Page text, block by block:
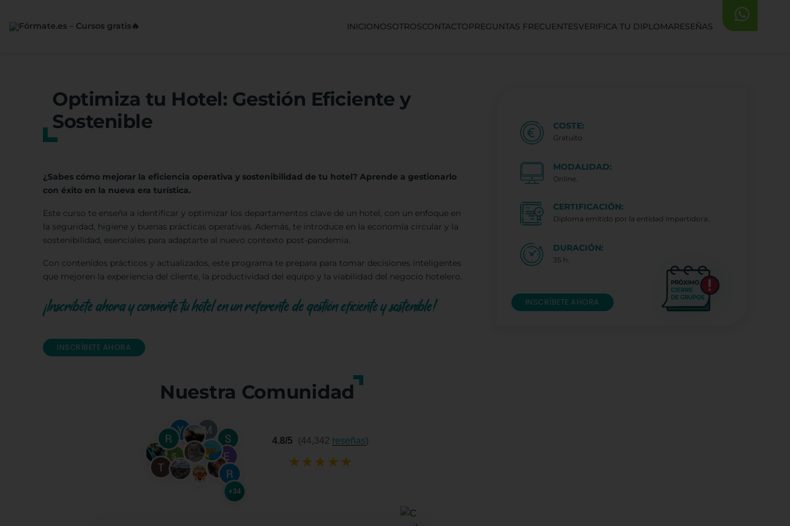
INICIONOSOTROSCONTACTOPREGUNTAS FRECUENTESVERIFICA TU DIPLOMARESEÑAS
Optimiza tu Hotel: Gestión Eficiente y
Sostenible
¿Sabes cómo mejorar la eficiencia operativa y sostenibilidad de tu hotel? Aprende a gestionarlo
con éxito en la nueva era turística.
Este curso te enseña a identificar y optimizar los departamentos clave de un hotel, con un enfoque en
la seguridad, higiene y buenas prácticas operativas. Además, te introduce en la economía circular y la
sostenibilidad, esenciales para adaptarte al nuevo contexto post-pandemia.
Con contenidos prácticos y actualizados, este programa te prepara para tomar decisiones inteligentes
que mejoren la experiencia del cliente, la productividad del equipo y la viabilidad del negocio hotelero.
¡Inscríbete ahora y convierte tu hotel en un referente de gestión eficiente y sostenible!
INSCRÍBETE AHORA
Nuestra Comunidad
+34
4.8/5 (44,342 reseñas)
★★★★★
COSTE:
Gratuito
MODALIDAD:
Online.
CERTIFICACIÓN:
Diploma emitido por la entidad impartidora..
DURACIÓN:
35 h.
INSCRÍBETE AHORA